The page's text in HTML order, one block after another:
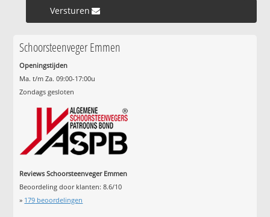
Versturen »
Schoorsteenveger Emmen
Openingstijden
Ma. t/m Za. 09:00-17:00u
Zondags gesloten
Reviews Schoorsteenveger Emmen
Beoordeling door klanten:8.6/10
» 179 beoordelingen